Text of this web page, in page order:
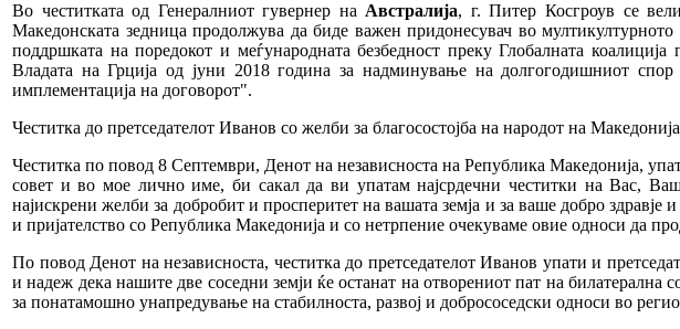
Во честитката од Генералниот гувернер наАвстралија, г. Питер Косгроув се
Македонската зедница продолжува да биде важен придонесувач во
поддршката на поредокот и меѓународната безбедност преку Глобалната
Владата на Грција од јуни 2018 година за надминување на долгогодишниот
имплементација на договорот".
Честитка до претседателот Иванов со желби за благосостојба на народот на
Честитка по повод 8 Септември, Денот на независноста на Република Македонија,
совет и во мое лично име, би сакал да ви упатам најсрдечни честитки на Вас,
најискрени желби за добробит и просперитет на вашата земја и за ваше добро
и пријателство со Република Македонија и со нетрпение очекуваме овие односи да
По повод Денот на независноста, честитка до претседателот Иванов упати и
и надеж дека нашите две соседни земји ќе останат на отворениот пат на
за понатамошно унапредување на стабилноста, развој и добрососедски односи во